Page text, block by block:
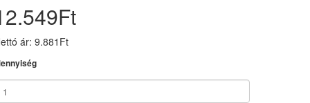
ár: 9.881Ft